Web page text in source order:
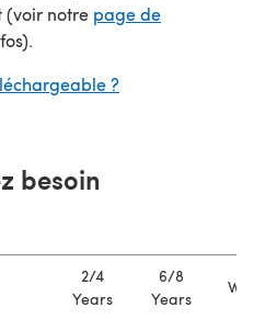
(voir notre page de
nouvel onglet)
?
besoin
2/4
Years
6/8
Years